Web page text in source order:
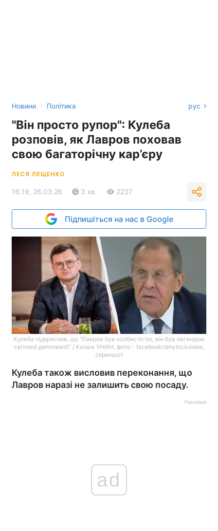
Новини › Політика рус
"Він просто рупор": Кулеба
розповів, як Лавров поховав
свою багаторічну кар’єру
ЛЕСЯ ЛЕЩЕНКО
16:19, 26.03.26 3 хв. 2237
Підпишіться на нас в Google
Кулеба підкреслив, що "Лавров був особистістю, він був легендою
світової дипломатії" / Колаж УНІАН, фото - facebook/dmytro.kuleba,
скриншот
Кулеба також висловив переконання, що
Лавров наразі не залишить свою посаду.
Реклама
ad